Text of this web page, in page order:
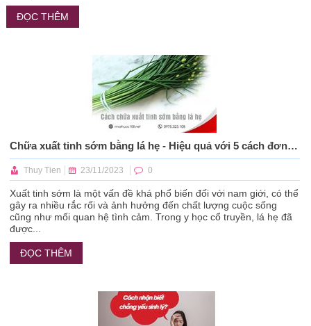
ĐỌC THÊM
Chữa xuất tinh sớm bằng lá hẹ - Hiệu quả với 5 cách đơn giản
Thuy Tien 23/11/2023 0
Xuất tinh sớm là một vấn đề khá phổ biến đối với nam giới, có thể
gây ra nhiều rắc rối và ảnh hưởng đến chất lượng cuộc sống
cũng như mối quan hệ tình cảm. Trong y học cổ truyền, lá hẹ đã
được...
ĐỌC THÊM